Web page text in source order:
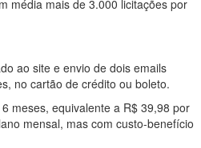
média mais de 3.000 licitações por
ao site e envio de dois emails
no cartão de crédito ou boleto.
meses, equivalente a R$ 39,98 por
mensal, mas com custo-benefício